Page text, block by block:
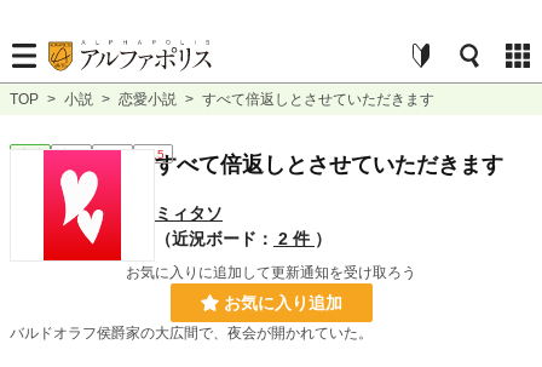
TOP > 小説 > 恋愛小説 > すべて倍返しとさせていただきます
完結 短編 R15すべて倍返しとさせていただきます
ミィタソ
（近況ボード： 2 件 ）
お気に入りに追加して更新通知を受け取ろう
お気に入り追加
バルドオラフ侯爵家の大広間で、夜会が開かれていた。